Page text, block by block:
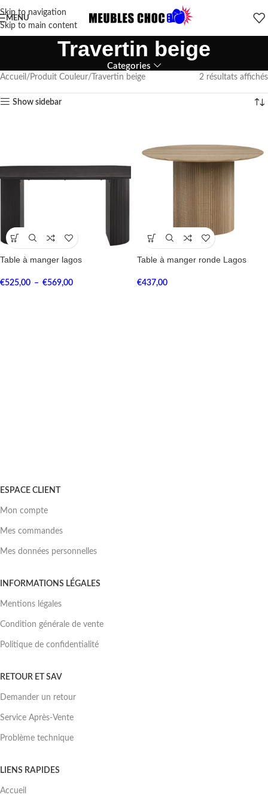
Skip to navigation
Skip to main content
MENU
Travertin beige
Categories
Accueil Produit Couleur Travertin beige 2 résultats affichés
Show sidebar
Table à manger lagos
€525,00 – €569,00
Table à manger ronde Lagos
€437,00
ESPACE CLIENT
Mon compte
Mes commandes
Mes données personnelles
INFORMATIONS LÉGALES
Mentions légales
Condition générale de vente
Politique de confidentialité
RETOUR ET SAV
Demander un retour
Service Après-Vente
Problème technique
LIENS RAPIDES
Accueil